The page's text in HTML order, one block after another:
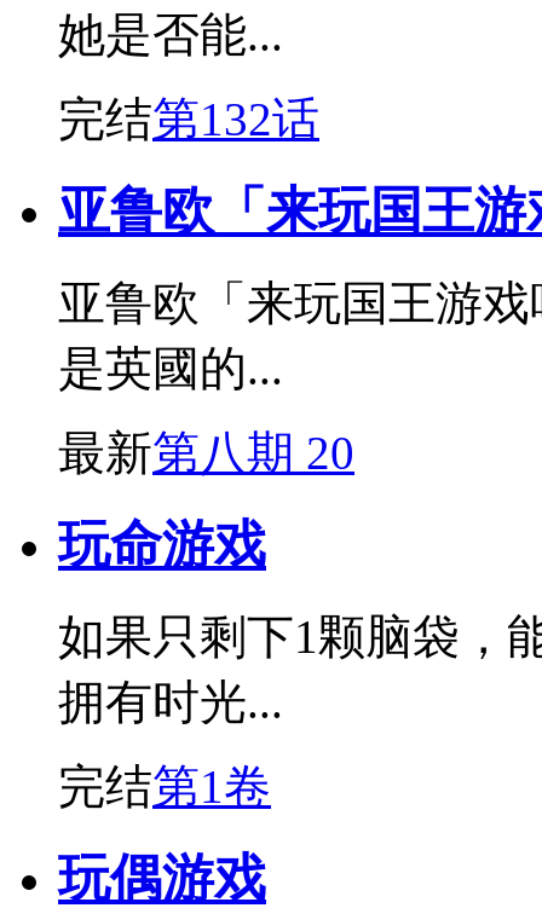
她是否能...
完结第132话
亚鲁欧「来玩国王
亚鲁欧「来玩国王游
是英國的...
最新第八期 20
玩命游戏
如果只剩下1颗脑袋，
拥有时光...
完结第1卷
玩偶游戏